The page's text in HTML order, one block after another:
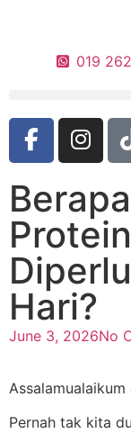
019
Hari?
June 3, 2026No
Assalamualaikum
Pernah tak kita